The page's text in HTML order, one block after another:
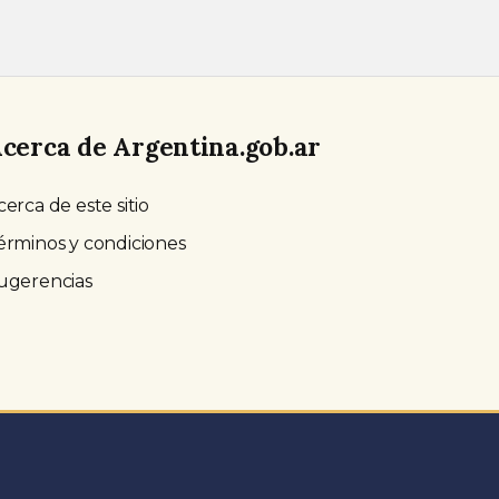
de Argentina.gob.ar
de este sitio
y condiciones